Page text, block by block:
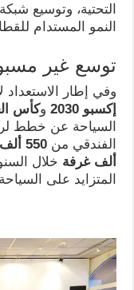
التحتية، وتوسيع
النمو المستدام
توسع غير
وفي إطار الاستعداد
إكسبو 2030
وكأس
السياحة عن خطط
الفندقي من 550 ألف غرفة حاليًا
ألف غرفةخلال
المتزايد على